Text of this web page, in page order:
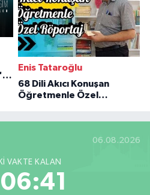
Enis Tataroğlu
68 Dili Akıcı Konuşan
Öğretmenle Özel
06.08.2026
VAKTE KALAN